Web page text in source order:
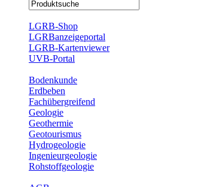
LGRB-Shop
LGRBanzeigeportal
LGRB-Kartenviewer
UVB-Portal
Bodenkunde
Erdbeben
Fachübergreifend
Geologie
Geothermie
Geotourismus
Hydrogeologie
Ingenieurgeologie
Rohstoffgeologie